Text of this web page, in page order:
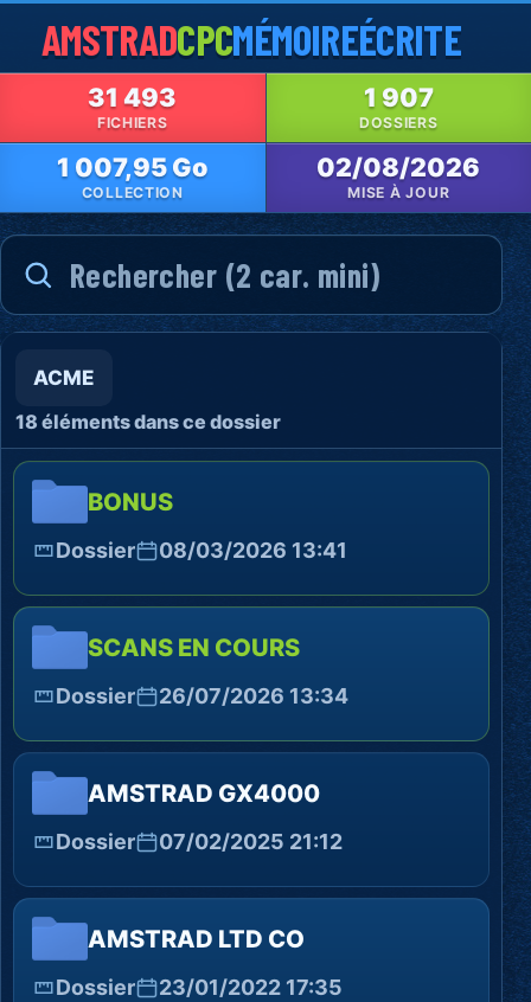
AMSTRADCPCMÉMOIREÉCRITE
31 493
FICHIERS
1 907
DOSSIERS
1 007,95 Go
COLLECTION
02/08/2026
MISE À JOUR
ACME
18 éléments dans ce dossier
BONUS
Dossier 08/03/2026 13:41
SCANS EN COURS
Dossier 26/07/2026 13:34
AMSTRAD GX4000
Dossier 07/02/2025 21:12
AMSTRAD LTD CO
Dossier 23/01/2022 17:35